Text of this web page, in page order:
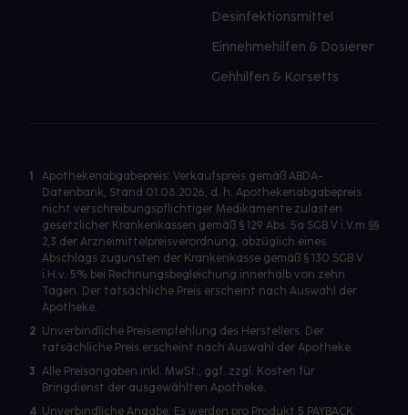
Desinfektionsmittel
Einnehmehilfen & Dosierer
Gehhilfen & Korsetts
1
Apothekenabgabepreis: Verkaufspreis gemäß ABDA-
Datenbank, Stand 01.08.2026, d. h. Apothekenabgabepreis
nicht verschreibungspflichtiger Medikamente zulasten
gesetzlicher Krankenkassen gemäß § 129 Abs. 5a SGB V i.V.m §§
2,3 der Arzneimittelpreisverordnung, abzüglich eines
Abschlags zugunsten der Krankenkasse gemäß § 130 SGB V
i.H.v. 5% bei Rechnungsbegleichung innerhalb von zehn
Tagen. Der tatsächliche Preis erscheint nach Auswahl der
Apotheke.
2 Unverbindliche Preisempfehlung des Herstellers. Der
tatsächliche Preis erscheint nach Auswahl der Apotheke.
3 Alle Preisangaben inkl. MwSt., ggf. zzgl. Kosten für
Bringdienst der ausgewählten Apotheke.
4 Unverbindliche Angabe. Es werden pro Produkt 5 PAYBACK